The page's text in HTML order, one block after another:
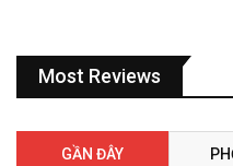
Most Reviews
GẦN ĐÂY